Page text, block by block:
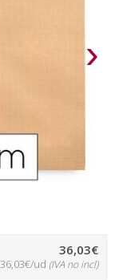
›
36,03€
36,03€/ud (IVA no incl)